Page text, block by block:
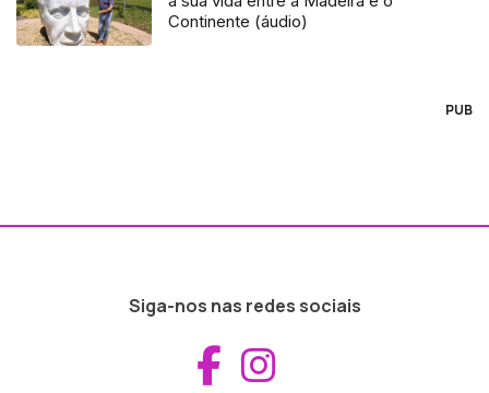
Continente (áudio)
PUB
Siga-nos nas redes sociais
Aceder ao